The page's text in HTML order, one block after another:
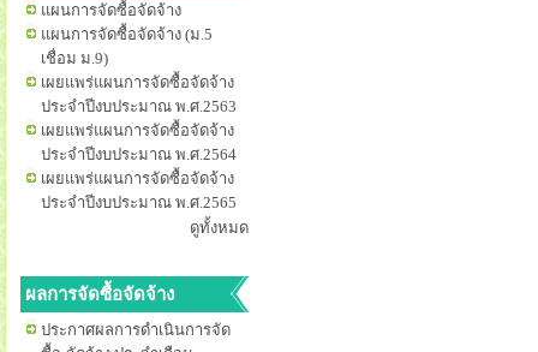
แผนการจัดซื้อจัดจ้าง
แผนการจัดซื้อจัดจ้าง (ม.5
เชื่อม ม.9)
เผยแพร่แผนการจัดซื้อจัดจ้าง
ประจำปีงบประมาณ พ.ศ.2563
เผยแพร่แผนการจัดซื้อจัดจ้าง
ประจำปีงบประมาณ พ.ศ.2564
เผยแพร่แผนการจัดซื้อจัดจ้าง
ประจำปีงบประมาณ พ.ศ.2565
ดูทั้งหมด
ผลการจัดซื้อจัดจ้าง
ประกาศผลการดำเนินการจัด